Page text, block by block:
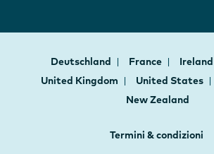
Deutschland France Ireland
United Kingdom
United States
New Zealand
Termini & condizioni